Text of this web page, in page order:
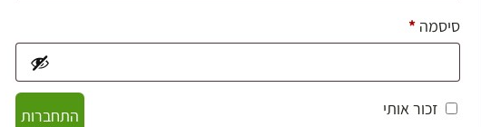
סיסמה*חובה
זכור אותי
התחברות